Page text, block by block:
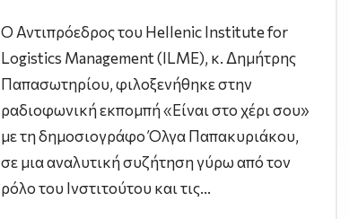
Ο Αντιπρόεδρος του Hellenic Institute for
Logistics Management (ILME), κ. Δημήτρης
Παπασωτηρίου, φιλοξενήθηκε στην
ραδιοφωνική εκπομπή «Είναι στο χέρι σου»
με τη δημοσιογράφο Όλγα Παπακυριάκου,
σε μια αναλυτική συζήτηση γύρω από τον
ρόλο του Ινστιτούτου και τις...